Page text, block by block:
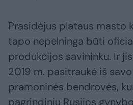
Prasidėjus plataus masto
tapo nepelninga būti
produkcijos savininku. Ir
2019 m. pasitraukė iš
pramoninės bendrovės,
pagrindinių Rusijos